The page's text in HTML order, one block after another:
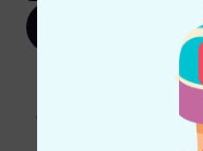
Mit Klick auf „Jetzt
Werbung und einer
Abmeldung ist jederzeit
unseren